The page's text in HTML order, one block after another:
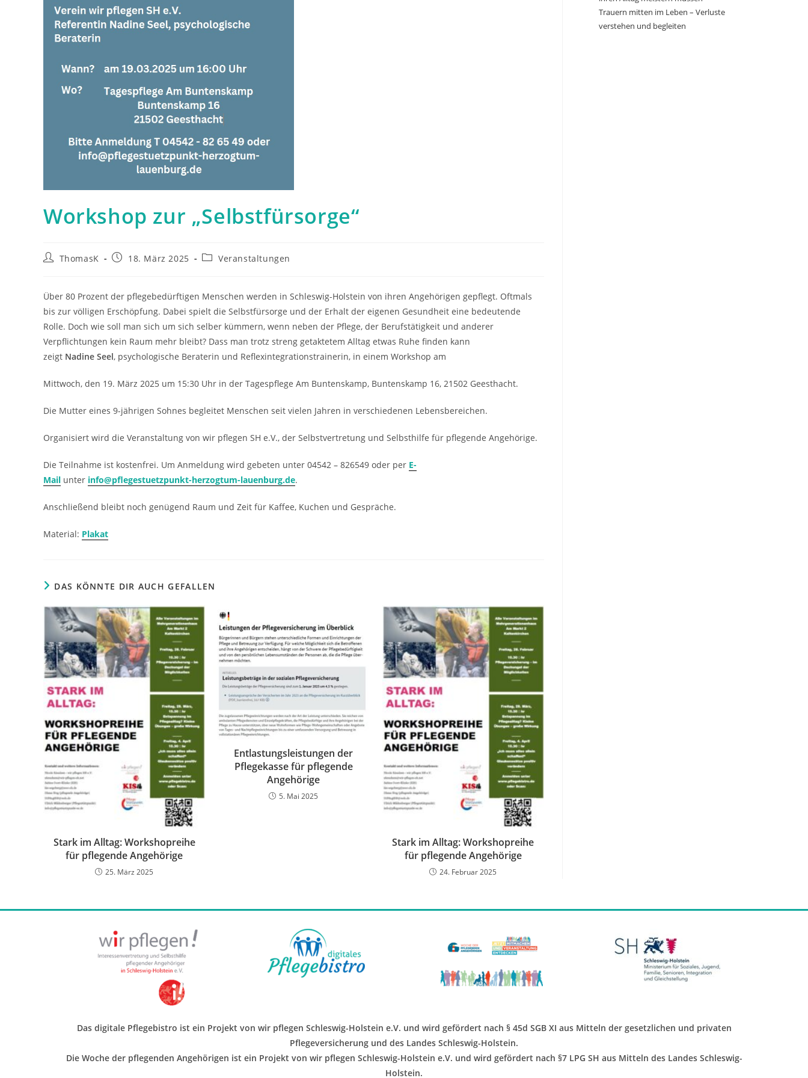
Workshop zur „Selbstfürsorge“
Beitrags-
ThomasK
Beitrag18. März 2025
Beitrags-
Veranstaltungen
Über 80 Prozent der pflegebedürftigen Menschen werden in Schleswig-Holstein von ihren Angehörigen gepflegt. Oftmals
bis zur völligen Erschöpfung. Dabei spielt die Selbstfürsorge und der Erhalt der eigenen Gesundheit eine bedeutende
Rolle. Doch wie soll man sich um sich selber kümmern, wenn neben der Pflege, der Berufstätigkeit und anderer
Verpflichtungen kein Raum mehr bleibt? Dass man trotz streng getaktetem Alltag etwas Ruhe finden kann
zeigt Nadine Seel, psychologische Beraterin und Reflexintegrationstrainerin, in einem Workshop am
Mittwoch, den 19. März 2025 um 15:30 Uhr in der Tagespflege Am Buntenskamp, Buntenskamp 16, 21502 Geesthacht.
Die Mutter eines 9-jährigen Sohnes begleitet Menschen seit vielen Jahren in verschiedenen Lebensbereichen.
Organisiert wird die Veranstaltung von wir pflegen SH e.V., der Selbstvertretung und Selbsthilfe für pflegende Angehörige.
Die Teilnahme ist kostenfrei. Um Anmeldung wird gebeten unter 04542 – 826549 oder per E-
Mail unter info@pflegestuetzpunkt-herzogtum-lauenburg.de.
Anschließend bleibt noch genügend Raum und Zeit für Kaffee, Kuchen und Gespräche.
Material: Plakat
DAS KÖNNTE DIR AUCH GEFALLEN
Stark im Alltag: Workshopreihe
für pflegende Angehörige
25. März 2025
Entlastungsleistungen der
Pflegekasse für pflegende
Angehörige
5. Mai 2025
Stark im Alltag: Workshopreihe
für pflegende Angehörige
24. Februar 2025
Trauern mitten im Leben – Verluste
verstehen und begleiten
Das digitale Pflegebistro ist ein Projekt von wir pflegen Schleswig-Holstein e.V. und wird gefördert nach § 45d SGB XI aus Mitteln der gesetzlichen und privaten
Pflegeversicherung und des Landes Schleswig-Holstein.
Die Woche der pflegenden Angehörigen ist ein Projekt von wir pflegen Schleswig-Holstein e.V. und wird gefördert nach §7 LPG SH aus Mitteln des Landes Schleswig-
Holstein.